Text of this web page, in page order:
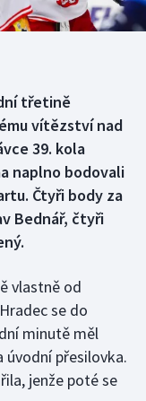
třetině
vítězství nad
39. kola
naplno bodovali
Čtyři body za
Bednář, čtyři
vlastně od
se do
minutě měl
úvodní přesilovka.
jenže poté se